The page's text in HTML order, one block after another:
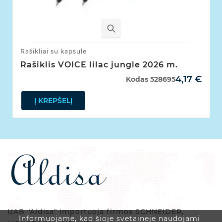
Informuojame, kad šioje svetainėje naudojami
Rašikliai su kapsule
Rašiklis VOICE lilac jungle 2026 m.
4,17 €
Kodas 528695
Į KREPŠELĮ
UAB "Aldisa" importuoja firmos SCHNEIDER,